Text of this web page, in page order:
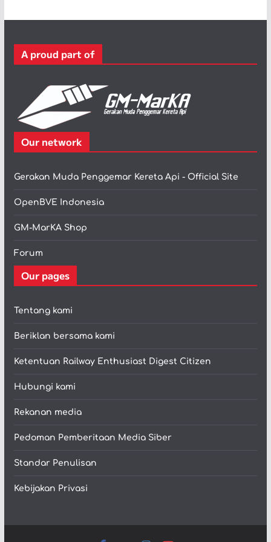
r
A proud part of
Our network
Gerakan Muda Penggemar Kereta Api - Official Site
OpenBVE Indonesia
GM-MarKA Shop
Forum
Our pages
Tentang kami
Beriklan bersama kami
Ketentuan Railway Enthusiast Digest Citizen
Hubungi kami
Rekanan media
Pedoman Pemberitaan Media Siber
Standar Penulisan
Kebijakan Privasi